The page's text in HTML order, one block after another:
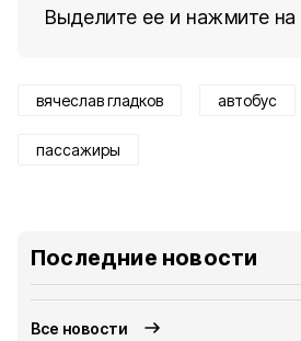
Выделите ее и нажмите на
вячеслав гладков автобус
пассажиры
Последние новости
Все новости